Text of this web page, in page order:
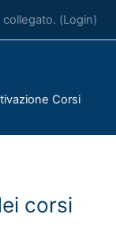
collegato. (Login)
Corsi
corsi